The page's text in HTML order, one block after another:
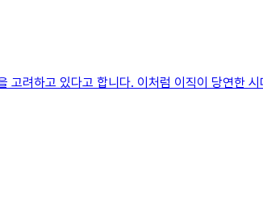
려하고 있다고 합니다. 이처럼 이직이 당연한